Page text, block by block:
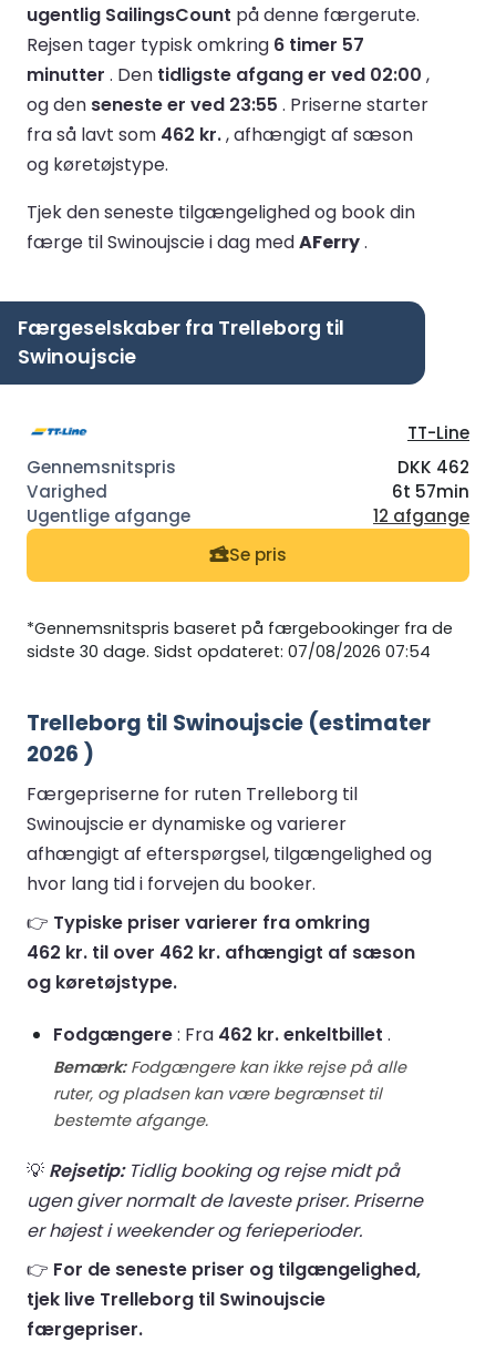
ugentlig SailingsCount på denne færgerute.
Rejsen tager typisk omkring 6 timer 57
minutter . Den tidligste afgang er ved 02:00 ,
og den seneste er ved 23:55 . Priserne starter
fra så lavt som 462 kr., afhængigt af sæson
og køretøjstype.
Tjek den seneste tilgængelighed og book din
færge til Swinoujscie i dag medAFerry.
Færgeselskaber fra Trelleborg til
Swinoujscie
TT-Line
DKK 462
6t 57min
12 afgange
Se pris
*Gennemsnitspris baseret på færgebookinger fra de
sidste 30 dage. Sidst opdateret: 07/08/2026 07:54
Trelleborg til Swinoujscie (estimater
2026 )
Færgepriserne for ruten Trelleborg til
Swinoujscie er dynamiske og varierer
afhængigt af efterspørgsel, tilgængelighed og
hvor lang tid i forvejen du booker.
👉 Typiske priser varierer fra omkring
462 kr. til over 462 kr. afhængigt af sæson
og køretøjstype.
Fodgængere: Fra 462 kr. enkeltbillet .
Bemærk:Fodgængere kan ikke rejse på alle
ruter, og pladsen kan være begrænset til
bestemte afgange.
💡 Rejsetip:Tidlig booking og rejse midt på
ugen giver normalt de laveste priser. Priserne
er højest i weekender og ferieperioder.
👉 For de seneste priser og tilgængelighed,
tjek live Trelleborg til Swinoujscie
færgepriser.